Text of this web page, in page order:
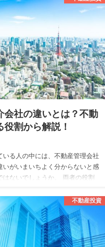
会社の違いとは？不動
割から解説！
いる人の中には、不動産管理会社
いがいまいちよく分からないと感
はないでしょうか。 両者の役割
…
不動産投資